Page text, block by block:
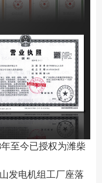
至今已授权为潍柴
发电机组工厂座落